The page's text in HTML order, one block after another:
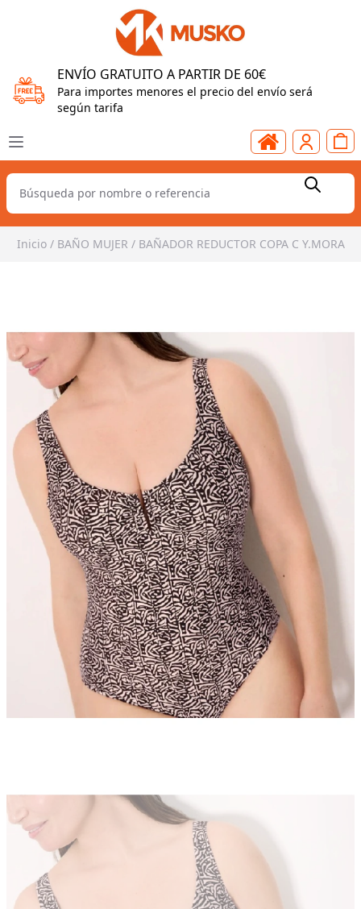
ENVÍO GRATUITO A PARTIR DE 60€
Para importes menores el precio del envío será
según tarifa
Inicio / BAÑO MUJER / BAÑADOR REDUCTOR COPA C Y.MORA